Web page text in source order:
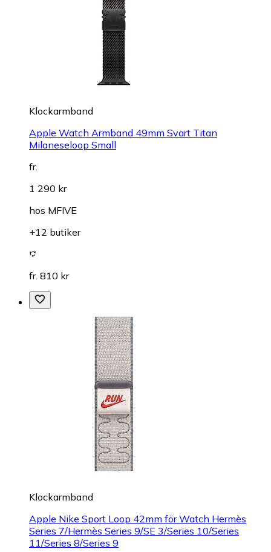
Klockarmband
Apple Watch Armband 49mm Svart Titan
Milaneseloop Small
fr.
1 290 kr
hos MFIVE
+12 butiker
fr. 810 kr
Klockarmband
Apple Nike Sport Loop 42mm för Watch Hermès
Series 7/Hermès Series 9/SE 3/Series 10/Series
11/Series 8/Series 9